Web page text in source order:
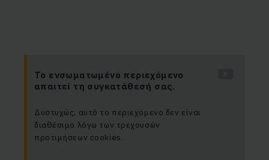
Το ενσωματωμένο περιεχόμενο
απαιτεί τη συγκατάθεσή σας.
Δυστυχώς, αυτό το περιεχόμενο δεν είναι
διαθέσιμο λόγω των τρεχουσών
προτιμήσεων cookies.